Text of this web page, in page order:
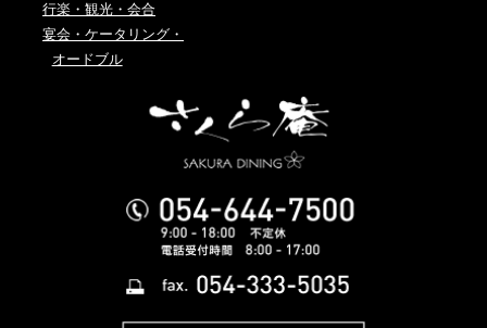
行楽・観光・会合
宴会・ケータリング・
オードブル